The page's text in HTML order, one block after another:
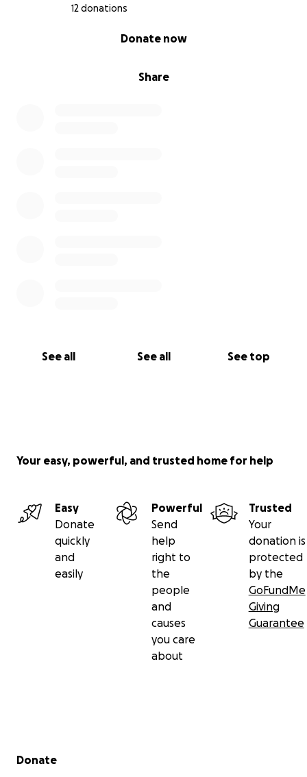
12 donations
Share
Donate now
See all See all See top
Your easy, powerful, and trusted home for help
Easy
Donate
quickly
and
easily
Powerful
Send
help
right to
the
people
and
causes
you care
about
Trusted
Your
donation is
protected
by the
GoFundMe
Giving
Guarantee
Secondary menu
Donate